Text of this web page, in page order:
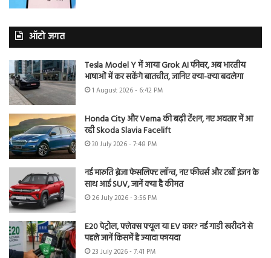
ऑटो जगत
Tesla Model Y में आया Grok AI फीचर, अब भारतीय
भाषाओं में कर सकेंगे बातचीत, जानिए क्या-क्या बदलेगा
1 August 2026 - 6:42 PM
Honda City और Verna की बढ़ी टेंशन, नए अवतार में आ
रही Skoda Slavia Facelift
30 July 2026 - 7:48 PM
नई मारुति ब्रेजा फेसलिफ्ट लॉन्च, नए फीचर्स और टर्बो इंजन के
साथ आई SUV, जानें क्या है कीमत
26 July 2026 - 3:56 PM
E20 पेट्रोल, फ्लेक्स फ्यूल या EV कार? नई गाड़ी खरीदने से
पहले जानें किसमें है ज्यादा फायदा
23 July 2026 - 7:41 PM